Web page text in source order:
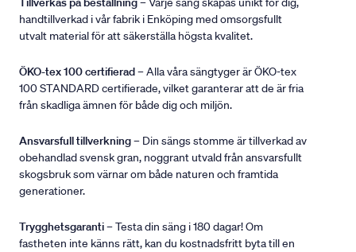
handtillverkad i vår fabrik i Enköping med omsorgsfullt
utvalt material för att säkerställa högsta kvalitet.
ÖKO-tex 100 certifierad– Alla våra sängtyger är ÖKO-tex
100 STANDARD certifierade, vilket garanterar att de är fria
från skadliga ämnen för både dig och miljön.
Ansvarsfull tillverkning– Din sängs stomme är tillverkad av
obehandlad svensk gran, noggrant utvald från ansvarsfullt
skogsbruk som värnar om både naturen och framtida
generationer.
Trygghetsgaranti– Testa din säng i 180 dagar! Om
fastheten inte känns rätt, kan du kostnadsfritt byta till en